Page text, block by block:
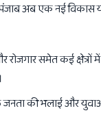
पंजाब अब एक नई विकास
रोजगार समेत कई
जनता की भलाई और